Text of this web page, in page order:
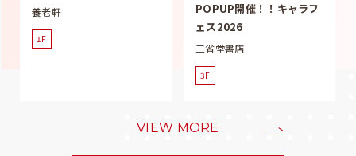
養老軒
1F
POPUP開催！！キャラフ
ェス2026
三省堂書店
3F
VIEW MORE